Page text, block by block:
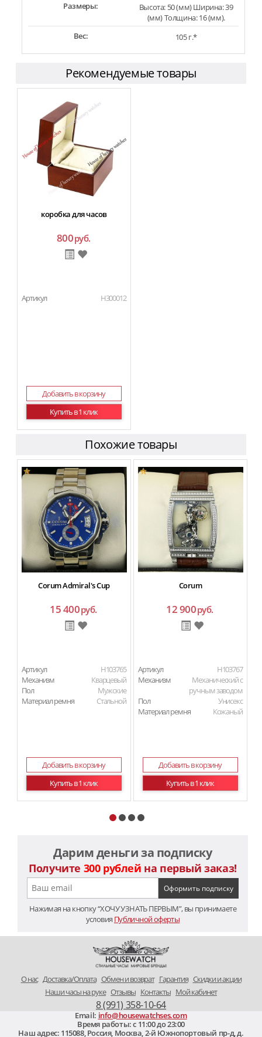
Размеры:
Высота: 50 (мм) Ширина: 39
(мм) Толщина: 16 (мм).
Вес:
105 г.*
Рекомендуемые товары
коробка для часов
800руб.
Артикул H300012
Добавить в корзину
Купить в 1 клик
Похожие товары
Corum Admiral's Cup
15 400руб.
Артикул
H103765
Механизм
Кварцевый
Пол
Мужские
Материал ремня
Стальной
Добавить в корзину
Купить в 1 клик
Corum
12 900руб.
Артикул
H103767
Механизм
Механический с
ручным заводом
Пол
Унисекс
Материал ремня
Кожаный
Добавить в корзину
Купить в 1 клик
Дарим деньги за подписку
Получите 300 рублей на первый заказ!
Нажимая на кнопку “ХОЧУ УЗНАТЬ ПЕРВЫМ”, вы принимаете
условия Публичной оферты
O нас Доставка/Оплата Обмен и возврат Гарантия Скидки и акции
Наши часы на руке Отзывы Контакты Мой кабинет
8 (991) 358-10-64
Email: info@housewatchses.com
Время работы: c 11:00 до 23:00
Наш адрес: 115088, Россия, Москва 2-й Южнопортовый пр-д, д.